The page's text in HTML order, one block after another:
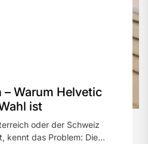
Warum Helvetic
ist
oder der Schweiz
kennt das Problem: Die